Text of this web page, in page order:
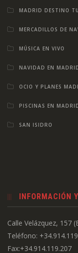
MADRID DESTINO
MERCADILLOS DE
MÚSICA EN VIVO
NAVIDAD EN
OCIO Y PLANES
PISCINAS EN
SAN ISIDRO
INFORMACIÓN
Calle Velázquez, 157
Teléfono:
Fax:+34.914.119.207